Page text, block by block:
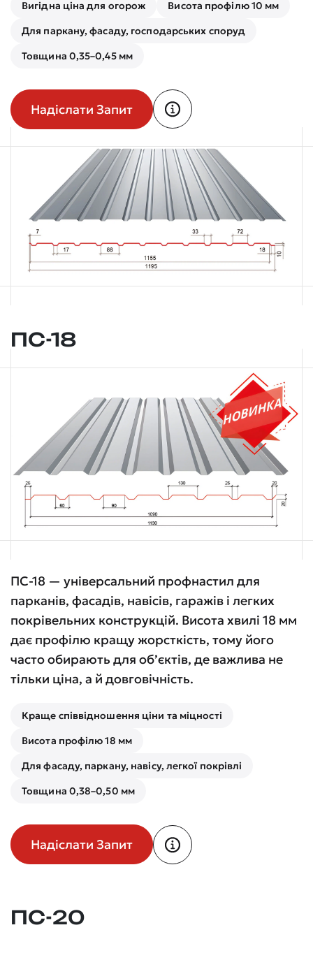
Вигідна ціна для огорож
Висота профілю 10 мм
Для паркану, фасаду, господарських споруд
Товщина 0,35–0,45 мм
Надіслати Запит
ПС-18
ПС-18 — універсальний профнастил для
парканів, фасадів, навісів, гаражів і легких
покрівельних конструкцій. Висота хвилі 18 мм
дає профілю кращу жорсткість, тому його
часто обирають для об’єктів, де важлива не
тільки ціна, а й довговічність.
Краще співвідношення ціни та міцності
Висота профілю 18 мм
Для фасаду, паркану, навісу, легкої покрівлі
Товщина 0,38–0,50 мм
Надіслати Запит
ПС-20